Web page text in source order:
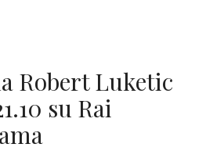
Robert Luketic
su Rai